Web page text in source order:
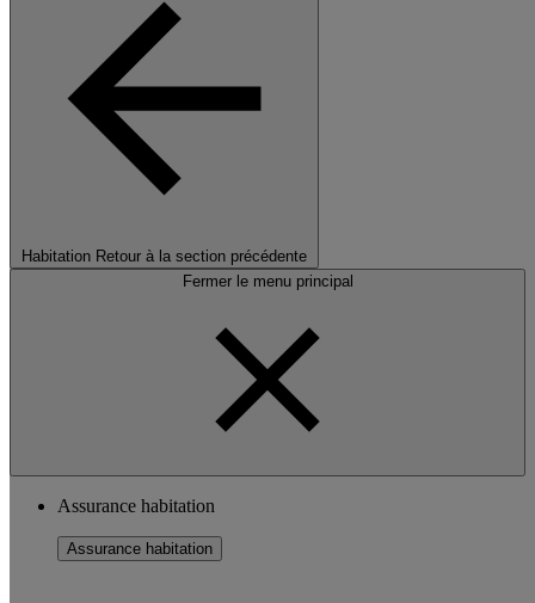
Habitation Retour à la section précédente
Fermer le menu principal
Assurance habitation
Assurance habitation